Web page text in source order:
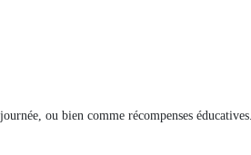
ou bien comme récompenses éducatives.